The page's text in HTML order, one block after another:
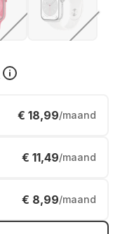
€ 18,99/maand
€ 11,49/maand
€ 8,99/maand